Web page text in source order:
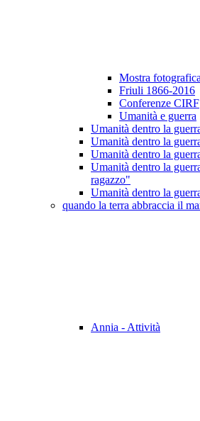
Mostra
Friuli 1866-2016
Conferenze CIRF
Umanità e guerra
Umanità dentro la
Umanità dentro la
Umanità dentro la
Umanità dentro la
ragazzo"
Umanità dentro la
quando la terra abbraccia il
Annia - Attività